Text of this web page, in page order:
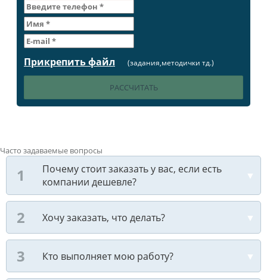
Прикрепить файл (задания,методички тд.)
Часто задаваемые вопросы
Почему стоит заказать у вас, если есть
компании дешевле?
Хочу заказать, что делать?
Кто выполняет мою работу?